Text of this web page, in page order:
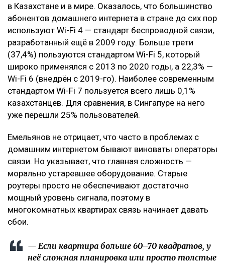
в Казахстане и в мире. Оказалось, что большинство
абонентов домашнего интернета в стране до сих пор
используют Wi-Fi 4 — стандарт беспроводной связи,
разработанный ещё в 2009 году. Больше трети
(37,4%) пользуются стандартом Wi-Fi 5, который
широко применялся с 2013 по 2020 годы, а 22,3% —
Wi-Fi 6 (внедрён с 2019-го). Наиболее современным
стандартом Wi-Fi 7 пользуется всего лишь 0,1%
казахстанцев. Для сравнения, в Сингапуре на него
уже перешли 25% пользователей.
Емельянов не отрицает, что часто в проблемах с
домашним интернетом бывают виноваты операторы
связи. Но указывает, что главная сложность —
морально устаревшее оборудование. Старые
роутеры просто не обеспечивают достаточно
мощный уровень сигнала, поэтому в
многокомнатных квартирах связь начинает давать
сбои.
— Если квартира больше 60–70 квадратов, у
неё сложная планировка или просто толстые